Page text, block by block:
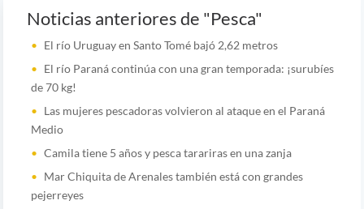
Noticias anteriores de "Pesca"
El río Uruguay en Santo Tomé bajó 2,62 metros
El río Paraná continúa con una gran temporada: ¡surubíes
de 70 kg!
Las mujeres pescadoras volvieron al ataque en el Paraná
Medio
Camila tiene 5 años y pesca tarariras en una zanja
Mar Chiquita de Arenales también está con grandes
pejerreyes